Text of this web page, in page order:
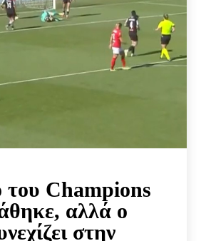
του Champions
αλλά ο
στην